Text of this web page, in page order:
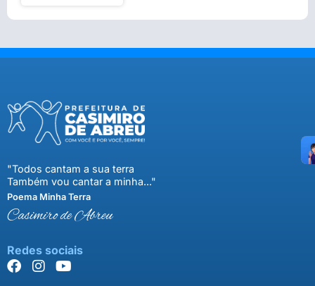
"Todos cantam a sua terra
Também vou cantar a minha..."
Poema Minha Terra
Casimiro de Abreu
Redes sociais